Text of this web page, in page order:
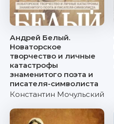
Андрей Белый.
Новаторское
творчество и личные
катастрофы
знаменитого поэта и
писателя-символиста
Константин Мочульский